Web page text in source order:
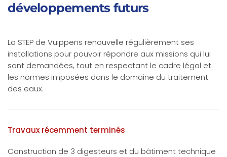
développements futurs
La STEP de Vuippens renouvelle régulièrement ses
installations pour pouvoir répondre aux missions qui lui
sont demandées, tout en respectant le cadre légal et
les normes imposées dans le domaine du traitement
des eaux.
Travaux récemment terminés
Construction de 3 digesteurs et du bâtiment technique